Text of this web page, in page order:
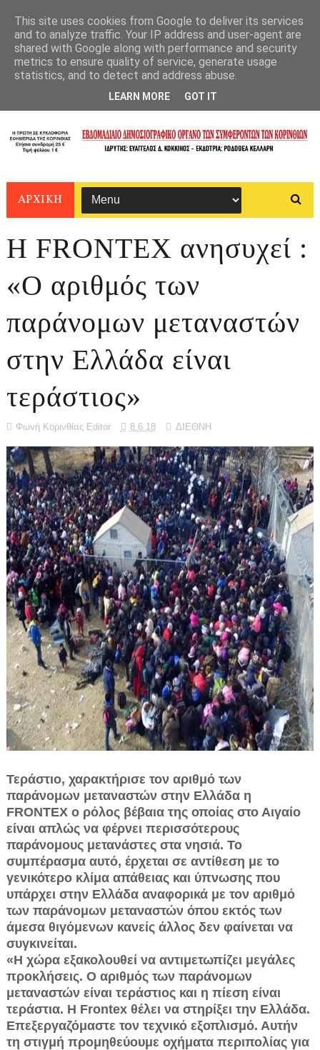
ΑΡΧΙΚΗ
Η FRONTEX ανησυχεί :
«Ο αριθμός των
παράνομων μεταναστών
στην Ελλάδα είναι
τεράστιος»
Φωνή Κορινθίας Editor 8.6.18 ΔΙΕΘΝΗ
Τεράστιο, χαρακτήρισε τον αριθμό των
παράνομων μεταναστών στην Ελλάδα η
FROΝTEX ο ρόλος βέβαια της οποίας στο Αιγαίο
είναι απλώς να φέρνει περισσότερους
παράνομους μετανάστες στα νησιά. Το
συμπέρασμα αυτό, έρχεται σε αντίθεση με το
γενικότερο κλίμα απάθειας και ύπνωσης που
υπάρχει στην Ελλάδα αναφορικά με τον αριθμό
των παράνομων μεταναστών όπου εκτός των
άμεσα θιγόμενων κανείς άλλος δεν φαίνεται να
συγκινείται.
«Η χώρα εξακολουθεί να αντιμετωπίζει μεγάλες
προκλήσεις. Ο αριθμός των παράνομων
μεταναστών είναι τεράστιος και η πίεση είναι
τεράστια. H Frontex θέλει να στηρίξει την Ελλάδα.
Επεξεργαζόμαστε τον τεχνικό εξοπλισμό. Αυτήν
τη στιγμή προμηθεύουμε οχήματα περιπολίας για
This site uses cookies from Google to deliver its services
and to analyze traffic. Your IP address and user-agent are
shared with Google along with performance and security
metrics to ensure quality of service, generate usage
statistics, and to detect and address abuse.
LEARN MORE GOT IT